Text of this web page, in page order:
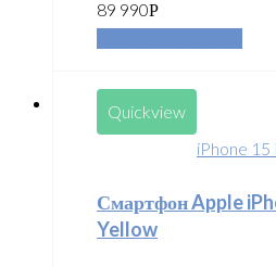
89 990Р
Quickview
iPhone 15
Смартфон Apple
Yellow